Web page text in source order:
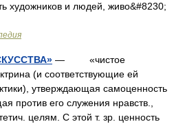
художников и людей, живо&#8230;
— «чистое
(и соответствующие ей
утверждающая самоценность
против его служения нравств.,
целям. С этой т. зр. ценность